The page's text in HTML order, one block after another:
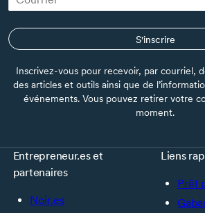
S'inscrire
Inscrivez-vous pour recevoir, par courriel,
des articles et outils ainsi que de
événements. Vous pouvez retirer votre
moment.
Entrepreneur.es et
partenaires
Noir.es
Liens
Prêt